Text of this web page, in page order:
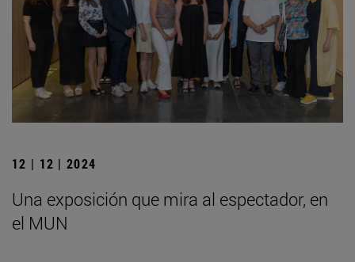
12 | 12 | 2024
Una exposición que mira al espectador, en
el MUN